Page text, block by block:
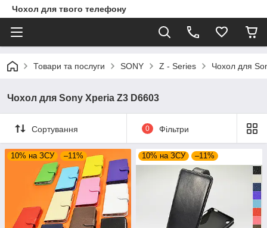
Чохол для твого телефону
Товари та послуги SONY Z - Series Чохол для
Чохол для Sony Xperia Z3 D6603
Сортування 0 Фільтри
10% на ЗСУ –11% 10% на ЗСУ –11%